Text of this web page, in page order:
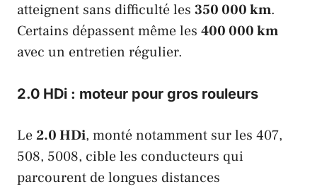
atteignent sans difficulté les 350 000 km.
Certains dépassent même les 400 000 km
avec un entretien régulier.
2.0 HDi : moteur pour gros rouleurs
Le2.0 HDi, monté notamment sur les 407,
508, 5008, cible les conducteurs qui
parcourent de longues distances